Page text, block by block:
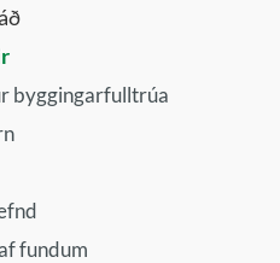
byggingarfulltrúa
fundum